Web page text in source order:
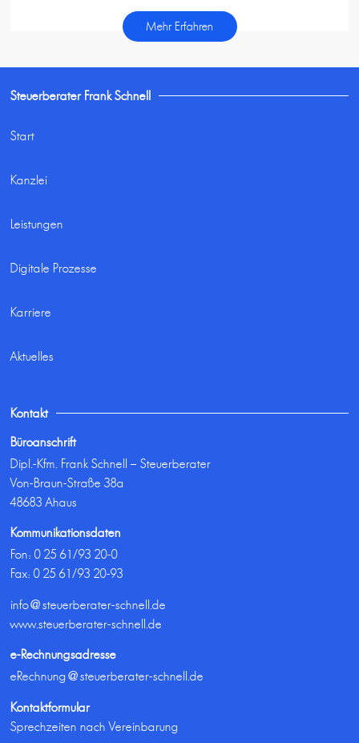
Mehr Erfahren
Steuerberater Frank Schnell
Start
Kanzlei
Leistungen
Digitale Prozesse
Karriere
Aktuelles
Kontakt
Büroanschrift
Dipl.-Kfm. Frank Schnell – Steuerberater
Von-Braun-Straße 38a
48683 Ahaus
Kommunikationsdaten
Fon:0 25 61/93 20-0
Fax: 0 25 61/93 20-93
info@steuerberater-schnell.de
www.steuerberater-schnell.de
e-Rechnungsadresse
eRechnung@steuerberater-schnell.de
Kontaktformular
Sprechzeiten nach Vereinbarung